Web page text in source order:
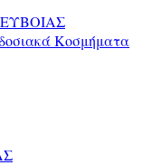
Κοσμήματα